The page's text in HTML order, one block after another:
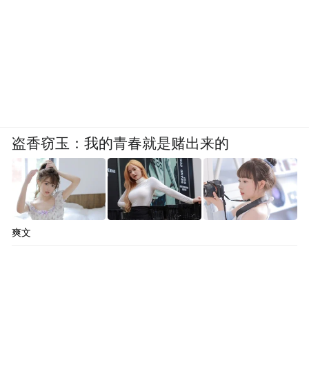
盗香窃玉：我的青春就是赌出来的
爽文